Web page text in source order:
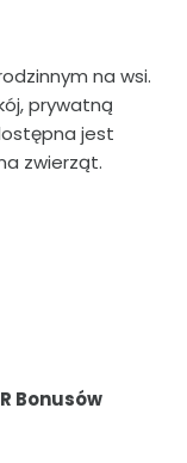
na wsi.
prywatną
jest
zwierząt.
Bonusów